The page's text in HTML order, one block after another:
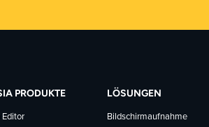
PRODUKTE LÖSUNGEN
Bildschirmaufnahme